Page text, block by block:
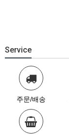
Service
주문/배송